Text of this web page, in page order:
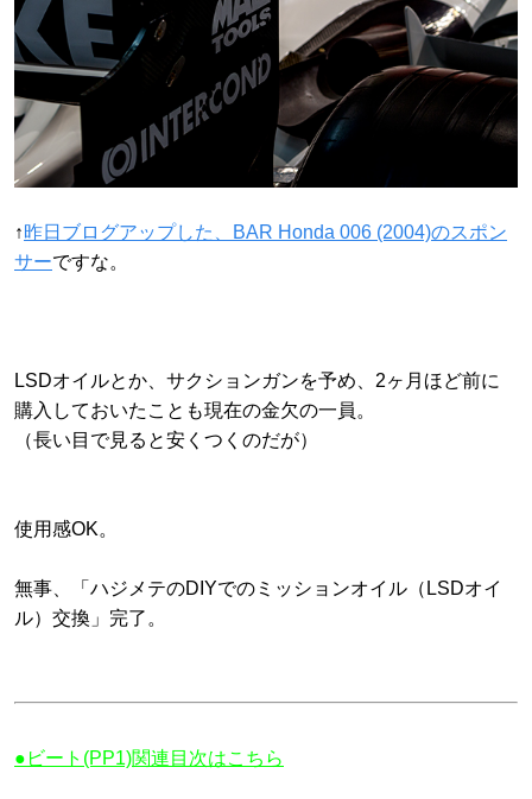
↑昨日ブログアップした、BAR Honda 006 (2004)のスポン
サーですな。
LSDオイルとか、サクションガンを予め、2ヶ月ほど前に
購入しておいたことも現在の金欠の一員。
（長い目で見ると安くつくのだが）
使用感OK。
無事、「ハジメテのDIYでのミッションオイル（LSDオイ
ル）交換」完了。
●ビート(PP1)関連目次はこちら